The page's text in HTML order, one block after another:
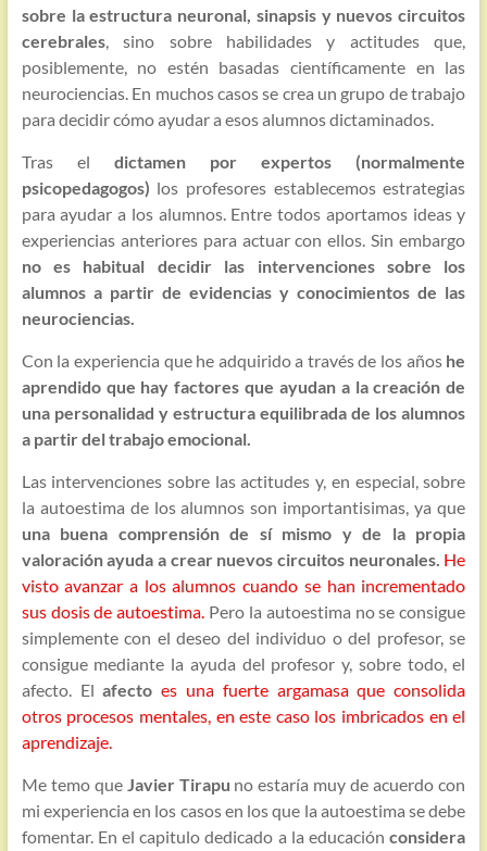
sobre la estructura neuronal, sinapsis y nuevos circuitos
cerebrales, sino sobre habilidades y actitudes que,
posiblemente, no estén basadas científicamente en las
neurociencias. En muchos casos se crea un grupo de trabajo
para decidir cómo ayudar a esos alumnos dictaminados.
Tras el dictamen por expertos (normalmente
psicopedagogos) los profesores establecemos estrategias
para ayudar a los alumnos. Entre todos aportamos ideas y
experiencias anteriores para actuar con ellos. Sin embargo
no es habitual decidir las intervenciones sobre los
alumnos a partir de evidencias y conocimientos de las
neurociencias.
Con la experiencia que he adquirido a través de los años he
aprendido que hay factores que ayudan a la creación de
una personalidad y estructura equilibrada de los alumnos
a partir del trabajo emocional.
Las intervenciones sobre las actitudes y, en especial, sobre
la autoestima de los alumnos son importantisimas, ya que
una buena comprensión de sí mismo y de la propia
valoración ayuda a crear nuevos circuitos neuronales. He
visto avanzar a los alumnos cuando se han incrementado
sus dosis de autoestima. Pero la autoestima no se consigue
simplemente con el deseo del individuo o del profesor, se
consigue mediante la ayuda del profesor y, sobre todo, el
afecto. Elafecto es una fuerte argamasa que consolida
otros procesos mentales, en este caso los imbricados en el
aprendizaje.
Me temo que Javier Tirapu no estaría muy de acuerdo con
mi experiencia en los casos en los que la autoestima se debe
fomentar. En el capitulo dedicado a la educaciónconsidera